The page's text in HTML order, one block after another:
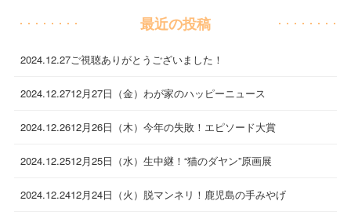
最近の投稿
2024.12.27ご視聴ありがとうございました！
2024.12.2712月27日（金）わが家のハッピーニュース
2024.12.2612月26日（木）今年の失敗！エピソード大賞
2024.12.2512月25日（水）生中継！“猫のダヤン”原画展
2024.12.2412月24日（火）脱マンネリ！鹿児島の手みやげ